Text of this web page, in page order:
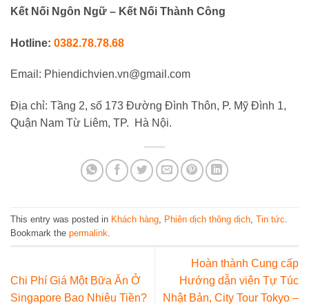
Kết Nối Ngôn Ngữ – Kết Nối Thành Công
Hotline: 0382.78.78.68
Email: Phiendichvien.vn@gmail.com
Địa chỉ: Tầng 2, số 173 Đường Đình Thôn, P. Mỹ Đình 1,
Quận Nam Từ Liêm, TP. Hà Nội.
This entry was posted in Khách hàng Phiên dịch thông dịch Tin tức
Bookmark the permalink
Chi Phí Giá Một Bữa Ăn Ở
Singapore Bao Nhiêu Tiền?
Hoàn thành Cung cấp
Hướng dẫn viên Tự Túc
Nhật Bản, City Tour Tokyo –